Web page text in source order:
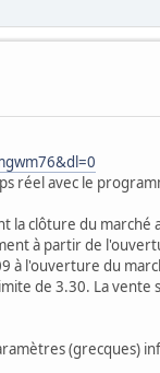
réel avec le
la clôture du marché
à partir de
à l'ouverture du
de 3.30. La
(grecques)